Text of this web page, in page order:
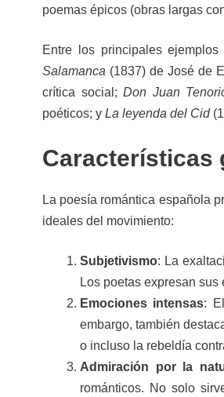
poemas épicos (obras largas
Entre los principales
Salamanca (1837) de José de
crítica social;Don Juan
poéticos; y La leyenda del Cid
Características
La poesía romántica española
ideales del movimiento:
Subjetivismo: La
Los poetas expresan
Emociones intensas:
embargo, también
o incluso la rebeldía
Admiración por la
románticos. No solo